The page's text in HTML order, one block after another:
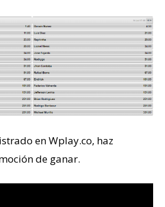
en Wplay.co, haz
de ganar.